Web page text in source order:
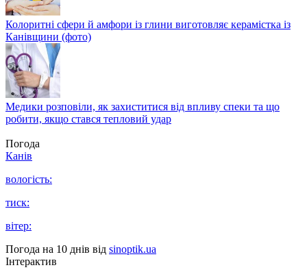
Колоритні сфери й амфори із глини виготовляє керамістка із
Канівщини (фото)
Медики розповіли, як захиститися від впливу спеки та що
робити, якщо стався тепловий удар
Погода
Канів
вологість:
тиск:
вітер:
Погода на 10 днів від sinoptik.ua
Інтерактив